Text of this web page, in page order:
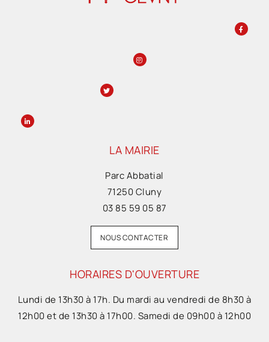
LA MAIRIE
Parc Abbatial
71250 Cluny
03 85 59 05 87
NOUS CONTACTER
HORAIRES D'OUVERTURE
Lundi de 13h30 à 17h. Du mardi au vendredi de 8h30 à
12h00 et de 13h30 à 17h00. Samedi de 09h00 à 12h00